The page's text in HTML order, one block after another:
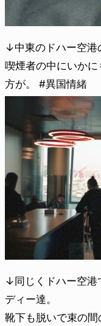
↓中東のドハー空港
喫煙者の中にいか
方が。 #異国情緒
↓同じくドハー空港
ディー達。
靴下も脱いで束の